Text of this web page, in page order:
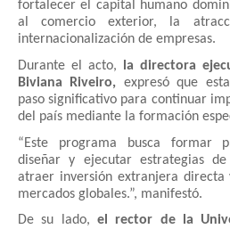
fortalecer el capital humano
al comercio exterior, la
internacionalización de empresas.
Durante el acto,
la directora
Biviana Riveiro, expresó que
paso significativo para continuar
del país mediante la formación
“Este programa busca formar
diseñar y ejecutar estrategias de
atraer inversión extranjera directa
mercados globales.”, manifestó.
De su lado, el rector de la